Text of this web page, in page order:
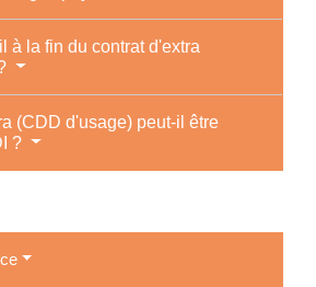
à la fin du contrat d'extra
(CDD d'usage) peut-il être
?